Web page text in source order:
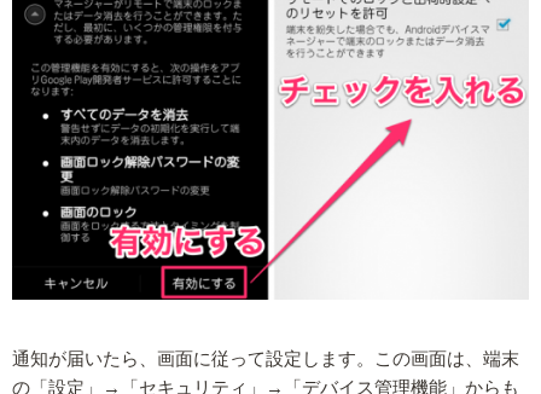
通知が届いたら、画面に従って設定します。この画面は、端末
の「設定」→「セキュリティ」→「デバイス管理機能」からも